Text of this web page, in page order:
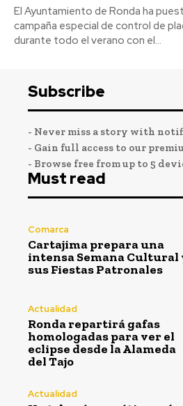
El Ayuntamiento de Ronda ha
campaña especial de control de
durante todo el verano con el...
Subscribe
- Never miss a story with
- Gain full access to our
- Browse free from up to 5
Must read
Comarca
Cartajima prepara una
intensa Semana Cultural
sus Fiestas Patronales
Actualidad
Ronda repartirá gafas
homologadas para ver el
eclipse desde la Alameda
del Tajo
Actualidad